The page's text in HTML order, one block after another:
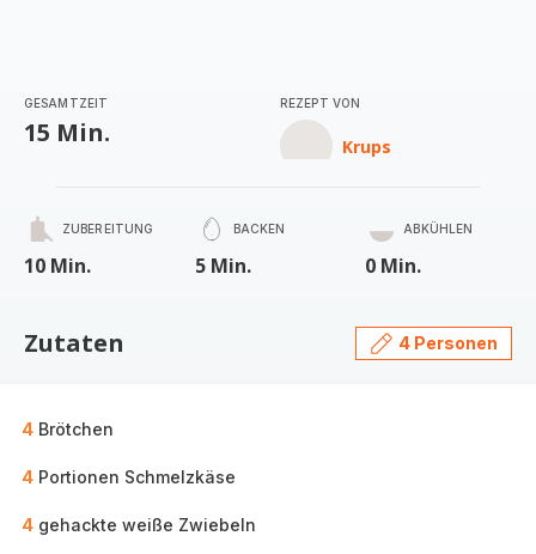
GESAMTZEIT
15 Min.
REZEPT VON
Krups
ZUBEREITUNG
10 Min.
BACKEN
5 Min.
ABKÜHLEN
0 Min.
Zutaten 4 Personen
4 Brötchen
4 Portionen Schmelzkäse
4 gehackte weiße Zwiebeln